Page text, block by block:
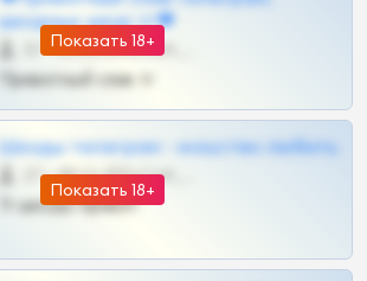
Показать 18+
шкодных шкур тг❤
57 •
Приватный слив тг
Показать 18+
Шкоды телеграм - искуство любить
27 •
Тг шкоды приват